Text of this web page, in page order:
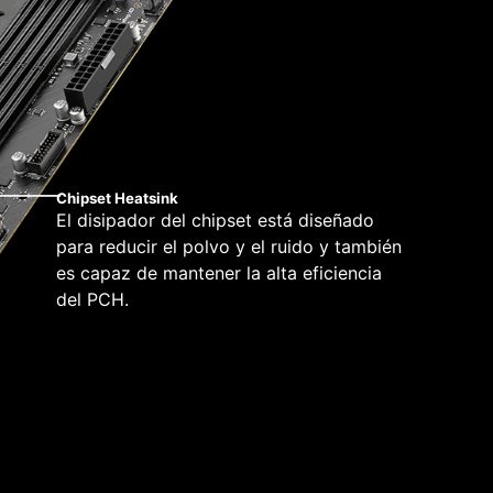
Chipset Heatsink
El disipador del chipset está diseñado
para reducir el polvo y el ruido y también
es capaz de mantener la alta eficiencia
del PCH.y de una experiencia de usuario
11. Con una verdadera dedicación al